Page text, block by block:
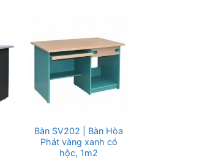
Bàn SV202 | Bàn Hòa
Phát vàng xanh có
hộc, 1m2